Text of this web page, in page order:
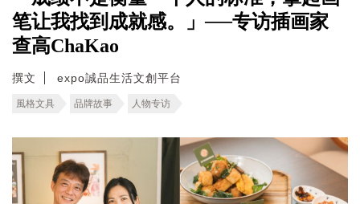
笔让我找到成就感。」──专访插画家
查高ChaKao
撰文 expo誠品生活文創平台
風格文具 品牌故事 人物专访